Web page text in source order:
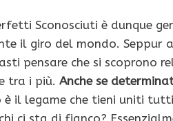
Sconosciuti è dunque
il giro del mondo. Seppur
pensare che si scoprono
tra i più. Anche se
il legame che tieni uniti
ci sta di fianco?